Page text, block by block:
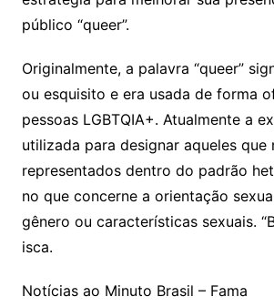
público “queer”.
Originalmente, a palavra “queer”
ou esquisito e era usada de forma
pessoas LGBTQIA+. Atualmente a
utilizada para designar aqueles que
representados dentro do padrão
no que concerne a orientação
gênero ou características sexuais.
isca.
Notícias ao Minuto Brasil – Fama